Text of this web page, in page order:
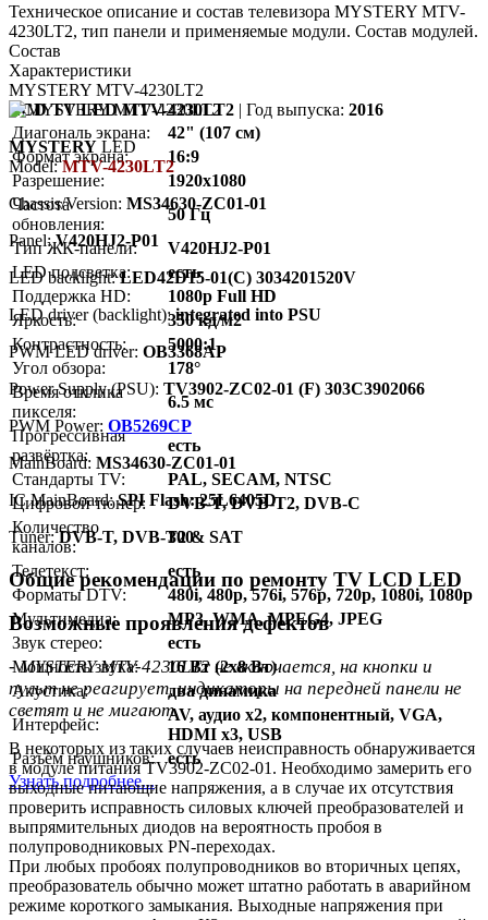
Техническое описание и состав телевизора MYSTERY MTV-
4230LT2, тип панели и применяемые модули. Состав модулей.
Состав
Характеристики
MYSTERY MTV-4230LT2
LCD TV LED MTV-4230LT2 | Год выпуска: 2016
Диагональ экрана:
42" (107 см)
Формат экрана:
16:9
Разрешение:
1920x1080
Частота
обновления:
50 Гц
Тип ЖК-панели:
V420HJ2-P01
LED подсветка:
есть
Поддержка HD:
1080p Full HD
Яркость:
350 кд/м2
Контрастность:
5000:1
Угол обзора:
178°
Время отклика
пикселя:
6.5 мс
Прогрессивная
развёртка:
есть
Стандарты TV:
PAL, SECAM, NTSC
Цифровой тюнер:
DVB-T, DVB-T2, DVB-C
Количество
каналов:
300
Телетекст:
есть
Форматы DTV:
480i, 480p, 576i, 576p, 720p, 1080i, 1080p
Мультимедиа:
MP3, WMA, MPEG4, JPEG
Звук стерео:
есть
Мощность звука:
16 Вт (2x8 Вт)
Акустика:
два динамика
Интерфейс:
AV, аудио x2, компонентный, VGA,
HDMI x3, USB
Разъём наушников:
есть
Узнать подробнее...
MYSTERY LED
Model:MTV-4230LT2
Chassis/Version: MS34630-ZC01-01
Panel:V420HJ2-P01
LED backlight:LED42D15-01(C) 3034201520V
LED driver (backlight):integrated into PSU
PWM LED driver: OB3368AP
Power Supply (PSU): TV3902-ZC02-01 (F) 303C3902066
PWM Power: OB5269CP
MainBoard: MS34630-ZC01-01
IC MainBoard:SPI Flash: 25L6405D
Тuner:DVB-T, DVB-T2 & SAT
Общие рекомендации по ремонту TV LCD LED
Возможные проявления дефектов
- MYSTERY MTV-4230LT2 не включается, на кнопки и
пульт не реагирует, индикаторы на передней панели не
светят и не мигают.
В некоторых из таких случаев неисправность обнаруживается
в модуле питания TV3902-ZC02-01. Необходимо замерить его
выходные питающие напряжения, а в случае их отсутствия
проверить исправность силовых ключей преобразователей и
выпрямительных диодов на вероятность пробоя в
полупроводниковых PN-переходах.
При любых пробоях полупроводников во вторичных цепях,
преобразователь обычно может штатно работать в аварийном
режиме короткого замыкания. Выходные напряжения при